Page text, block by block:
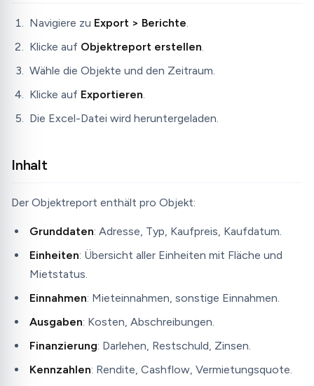
Navigiere zu Export > Berichte.
Klicke auf Objektreport erstellen.
Wähle die Objekte und den Zeitraum.
Klicke auf Exportieren.
Die Excel-Datei wird heruntergeladen.
Inhalt
Der Objektreport enthält pro Objekt:
Grunddaten: Adresse, Typ, Kaufpreis, Kaufdatum.
Einheiten: Übersicht aller Einheiten mit Fläche und
Mietstatus.
Einnahmen: Mieteinnahmen, sonstige Einnahmen.
Ausgaben: Kosten, Abschreibungen.
Finanzierung: Darlehen, Restschuld, Zinsen.
Kennzahlen: Rendite, Cashflow, Vermietungsquote.